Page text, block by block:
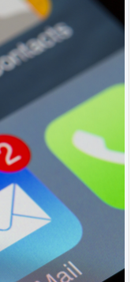
O
agosto
março